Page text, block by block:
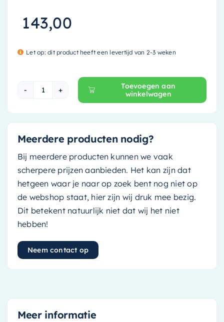
143,00
Let op: dit product heeft een levertijd van 2-3 weken
Mondiaz EASY Planchet - 31cm - solid
Toevoegen aan
winkelwagen
Meerdere producten nodig?
Bij meerdere producten kunnen we vaak
scherpere prijzen aanbieden. Het kan zijn dat
hetgeen waar je naar op zoek bent nog niet op
de webshop staat, hier zijn wij druk mee bezig.
Dit betekent natuurlijk niet dat wij het niet
hebben!
Neem contact op
Meer informatie